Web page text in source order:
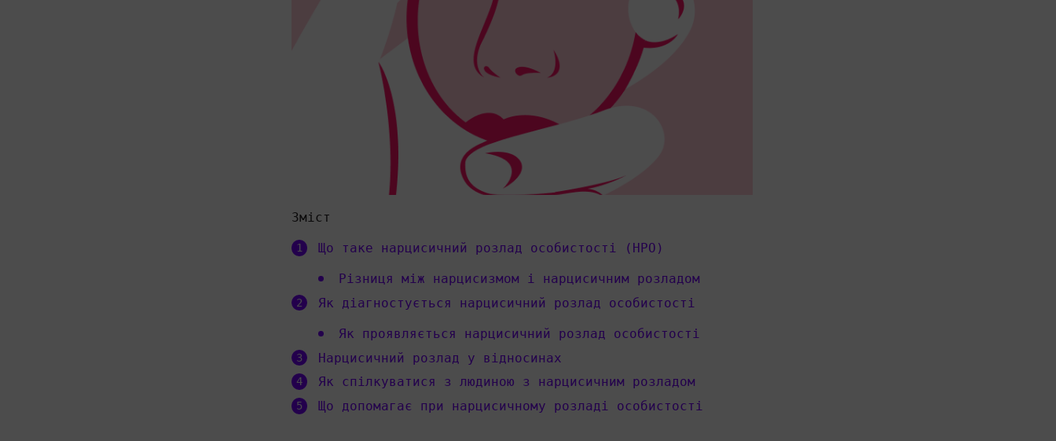
Зміст
Що таке нарцисичний розлад особистості (НРО)
Різниця між нарцисизмом і нарцисичним розладом
Як діагностується нарцисичний розлад особистості
Як проявляється нарцисичний розлад особистості
Нарцисичний розлад у відносинах
Як спілкуватися з людиною з нарцисичним розладом
Що допомагає при нарцисичному розладі особистості